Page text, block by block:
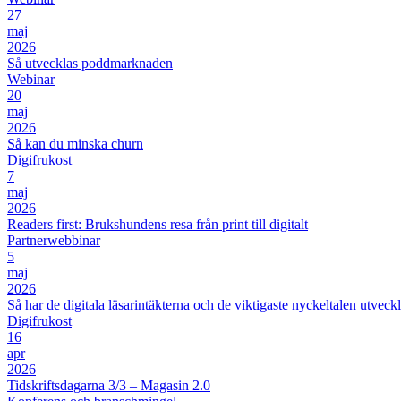
27
maj
2026
Så utvecklas poddmarknaden
Webinar
20
maj
2026
Så kan du minska churn
Digifrukost
7
maj
2026
Readers first: Brukshundens resa från print till digitalt
Partnerwebbinar
5
maj
2026
Så har de digitala läsarintäkterna och de viktigaste nyckeltalen
Digifrukost
16
apr
2026
Tidskriftsdagarna 3/3 – Magasin 2.0